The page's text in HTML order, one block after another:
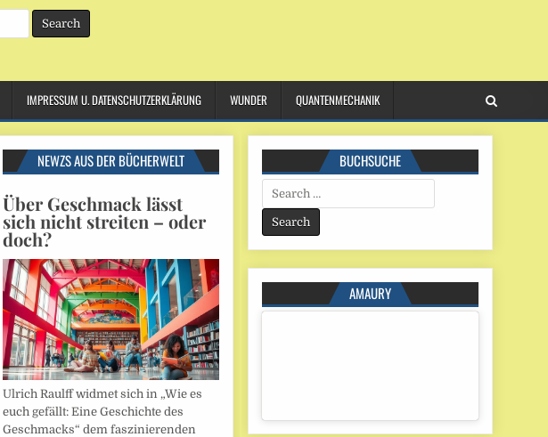
IMPRESSUM U. DATENSCHUTZERKLÄRUNG WUNDER QUANTENMECHANIK
NEWZS AUS DER BÜCHERWELT
Über Geschmack lässt
sich nicht streiten – oder
doch?
Ulrich Raulff widmet sich in „Wie es
euch gefällt: Eine Geschichte des
Geschmacks“ dem faszinierenden
BUCHSUCHE
Search
for:
AMAURY